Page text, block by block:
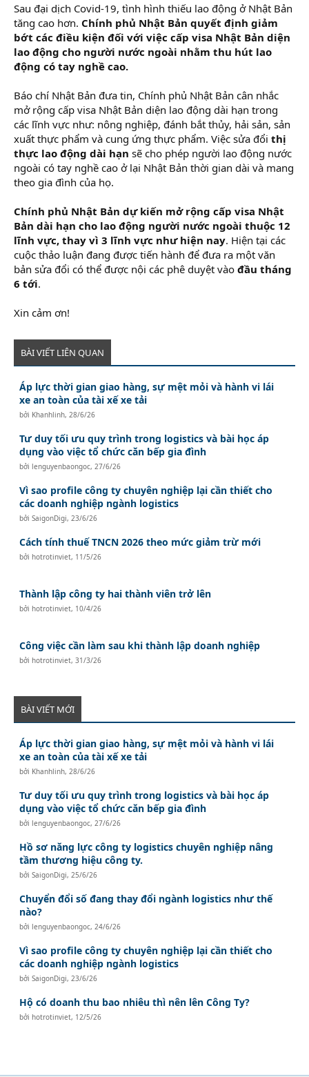
Sau đại dịch Covid-19, tình hình thiếu lao động ở Nhật Bản
tăng cao hơn. Chính phủ Nhật Bản quyết định giảm
bớt các điều kiện đối với việc cấp visa Nhật Bản diện
lao động cho người nước ngoài nhằm thu hút lao
động có tay nghề cao.
Báo chí Nhật Bản đưa tin, Chính phủ Nhật Bản cân nhắc
mở rộng cấp visa Nhật Bản diện lao động dài hạn trong
các lĩnh vực như: nông nghiệp, đánh bắt thủy, hải sản, sản
xuất thực phẩm và cung ứng thực phẩm. Việc sửa đổi thị
thực lao động dài hạn sẽ cho phép người lao động nước
ngoài có tay nghề cao ở lại Nhật Bản thời gian dài và mang
theo gia đình của họ.
Chính phủ Nhật Bản dự kiến mở rộng cấp visa Nhật
Bản dài hạn cho lao động người nước ngoài thuộc 12
lĩnh vực, thay vì 3 lĩnh vực như hiện nay. Hiện tại các
cuộc thảo luận đang được tiến hành để đưa ra một văn
bản sửa đổi có thể được nội các phê duyệt vào đầu tháng
6 tới.
Xin cảm ơn!
BÀI VIẾT LIÊN QUAN
Áp lực thời gian giao hàng, sự mệt mỏi và hành vi lái
xe an toàn của tài xế xe tải
bởi Khanhlinh,28/6/26
Tư duy tối ưu quy trình trong logistics và bài học áp
dụng vào việc tổ chức căn bếp gia đình
bởilenguyenbaongoc,27/6/26
Vì sao profile công ty chuyên nghiệp lại cần thiết cho
các doanh nghiệp ngành logistics
bởiSaigonDigi,23/6/26
Cách tính thuế TNCN 2026 theo mức giảm trừ mới
bởihotrotinviet, 11/5/26
Thành lập công ty hai thành viên trở lên
bởihotrotinviet, 10/4/26
Công việc cần làm sau khi thành lập doanh nghiệp
bởihotrotinviet,31/3/26
BÀI VIẾT MỚI
Áp lực thời gian giao hàng, sự mệt mỏi và hành vi lái
xe an toàn của tài xế xe tải
bởi Khanhlinh,28/6/26
Tư duy tối ưu quy trình trong logistics và bài học áp
dụng vào việc tổ chức căn bếp gia đình
bởilenguyenbaongoc,27/6/26
Hồ sơ năng lực công ty logistics chuyên nghiệp nâng
tầm thương hiệu công ty.
bởiSaigonDigi,25/6/26
Chuyển đổi số đang thay đổi ngành logistics như thế
nào?
bởilenguyenbaongoc,24/6/26
Vì sao profile công ty chuyên nghiệp lại cần thiết cho
các doanh nghiệp ngành logistics
bởiSaigonDigi,23/6/26
Hộ có doanh thu bao nhiêu thì nên lên Công Ty?
bởihotrotinviet, 12/5/26